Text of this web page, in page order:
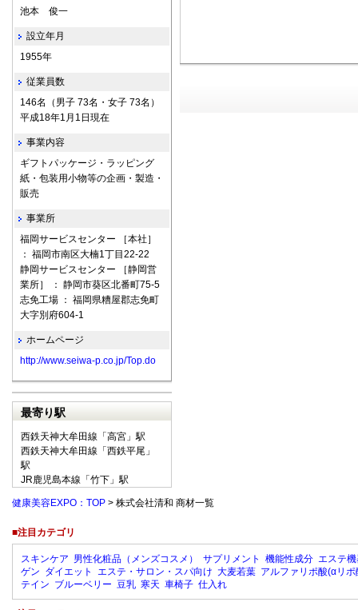
池本 俊一
設立年月
1955年
従業員数
146名（男子 73名・女子 73名）
平成18年1月1日現在
事業内容
ギフトパッケージ・ラッピング
紙・包装用小物等の企画・製造・
販売
事業所
福岡サービスセンター ［本社］
： 福岡市南区大楠1丁目22-22
静岡サービスセンター ［静岡営
業所］ ： 静岡市葵区北番町75-5
志免工場 ： 福岡県糟屋郡志免町
大字別府604-1
ホームページ
http://www.seiwa-p.co.jp/Top.do
最寄り駅
西鉄天神大牟田線「高宮」駅
西鉄天神大牟田線「西鉄平尾」
駅
JR鹿児島本線「竹下」駅
健康美容EXPO：TOP > 株式会社清和 商材一覧
■注目カテゴリ
スキンケア 男性化粧品（メンズコスメ） サプリメント 機能性成分 エステ
ゲン ダイエット エステ・サロン・スパ向け 大麦若葉 アルファリポ酸(αリポ
テイン ブルーベリー 豆乳 寒天 車椅子 仕入れ